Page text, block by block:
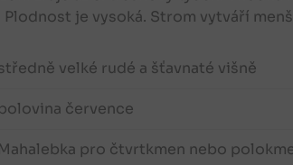
Plodnost je vysoká. Strom vytváří
velké rudé a šťavnaté višně
polovina července
Mahalebka pro čtvrtkmen nebo